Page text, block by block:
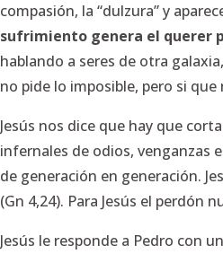
compasión, la “dulzura” y
sufrimiento genera el querer
hablando a seres de otra
no pide lo imposible, pero si
Jesús nos dice que hay que
infernales de odios, venganzas
de generación en generación.
(Gn 4,24). Para Jesús el perdón
Jesús le responde a Pedro con